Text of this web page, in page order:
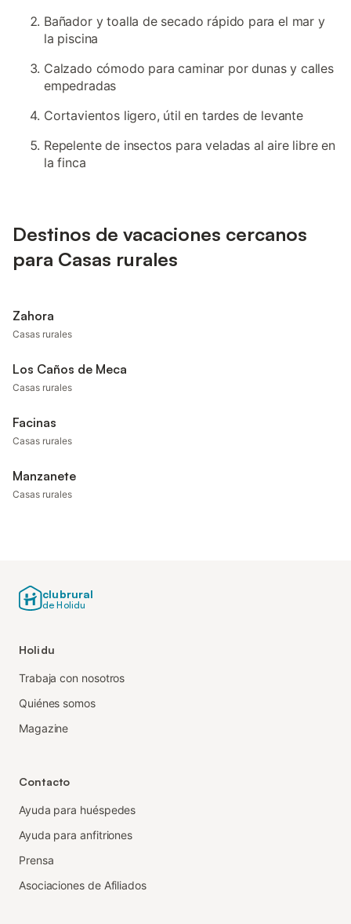
Bañador y toalla de secado rápido para el mar y
la piscina
Calzado cómodo para caminar por dunas y calles
empedradas
Cortavientos ligero, útil en tardes de levante
Repelente de insectos para veladas al aire libre en
la finca
Destinos de vacaciones cercanos
para Casas rurales
Zahora
Casas rurales
Los Caños de Meca
Casas rurales
Facinas
Casas rurales
Manzanete
Casas rurales
clubrural
de Holidu
Holidu
Trabaja con nosotros
Quiénes somos
Magazine
Contacto
Ayuda para huéspedes
Ayuda para anfitriones
Prensa
Asociaciones de Afiliados